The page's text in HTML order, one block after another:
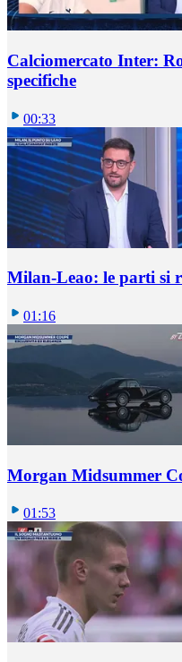
Calciomercato Inter:
specifiche
00:33
Milan-Leao: le parti si
01:16
Morgan Midsummer
01:53